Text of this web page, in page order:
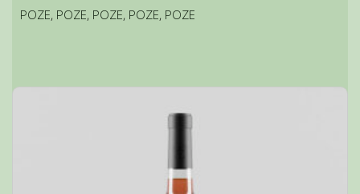
ΡΟΖΕ, ΡΟΖΕ, ΡΟΖΕ, ΡΟΖΕ, ΡΟΖΕ